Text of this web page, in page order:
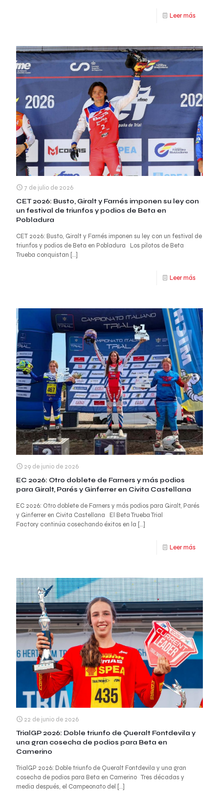
Leer más
7 de julio de 2026
CET 2026: Busto, Giralt y Farnés imponen su ley con
un festival de triunfos y podios de Beta en
Pobladura
CET 2026: Busto, Giralt y Farnés imponen su ley con un festival de
triunfos y podios de Beta en Pobladura Los pilotos de Beta
Trueba conquistan […]
Leer más
29 de junio de 2026
EC 2026: Otro doblete de Farners y más podios
para Giralt, Parés y Ginferrer en Civita Castellana
EC 2026: Otro doblete de Farners y más podios para Giralt, Parés
y Ginferrer en Civita Castellana El Beta Trueba Trial
Factory continúa cosechando éxitos en la […]
Leer más
22 de junio de 2026
TrialGP 2026: Doble triunfo de Queralt Fontdevila y
una gran cosecha de podios para Beta en
Camerino
TrialGP 2026: Doble triunfo de Queralt Fontdevila y una gran
cosecha de podios para Beta en Camerino Tres décadas y
media después, el Campeonato del […]